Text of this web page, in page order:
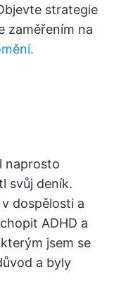
strategie
zaměřením na
naprosto
svůj deník.
dospělosti a
ADHD a
jsem se
a byly